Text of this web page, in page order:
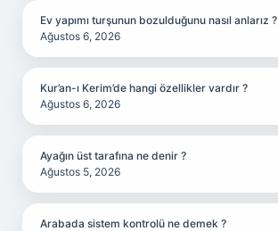
Ev yapımı turşunun bozulduğunu nasıl anlarız ?
Ağustos 6, 2026
Kur’an-ı Kerim’de hangi özellikler vardır ?
Ağustos 6, 2026
Ayağın üst tarafına ne denir ?
Ağustos 5, 2026
Arabada sistem kontrolü ne demek ?